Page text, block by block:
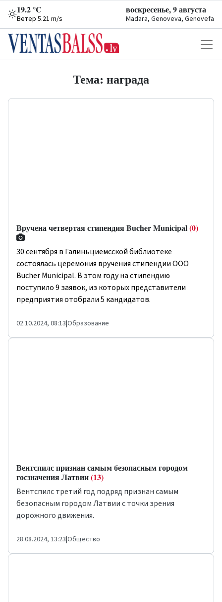
19.2 °C
Ветер 5.21 m/s
воскресенье, 9 августа
Madara, Genoveva, Genovefa
Тема: награда
Вручена четвертая стипендия Bucher Municipal(0)
30 сентября в Галиньциемсской библиотеке
состоялась церемония вручения стипендии ООО
Bucher Municipal. В этом году на стипендию
поступило 9 заявок, из которых представители
предприятия отобрали 5 кандидатов.
02.10.2024, 08:13|Образование
Вентспилс признан самым безопасным городом
госзначения Латвии(13)
Вентспилс третий год подряд признан самым
безопасным городом Латвии с точки зрения
дорожного движения.
28.08.2024, 13:23|Общество